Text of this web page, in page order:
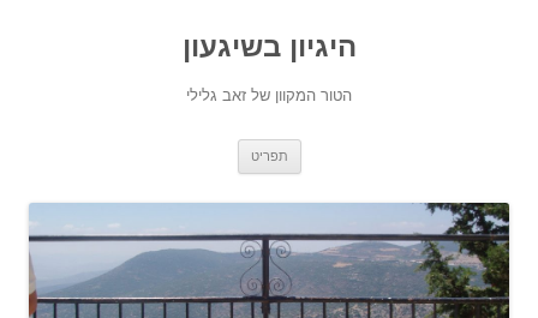
היגיון בשיגעון
הטור המקוון של זאב גלילי
תפריט